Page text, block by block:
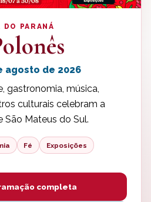
PARANÁ
agosto de 2026
gastronomia, música,
culturais celebram a
São Mateus do Sul.
Fé Exposições
completa